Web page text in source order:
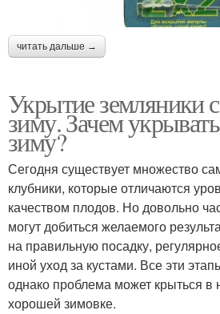
читать дальше →
Укрытие земляники
зиму. Зачем
зиму?
Сегодня существует множество
клубники, которые отличаются
качеством плодов. Но довольно
могут добиться желаемого
на правильную посадку,
иной уход за кустами. Все эти
однако проблема может крыться в
хорошей зимовке.